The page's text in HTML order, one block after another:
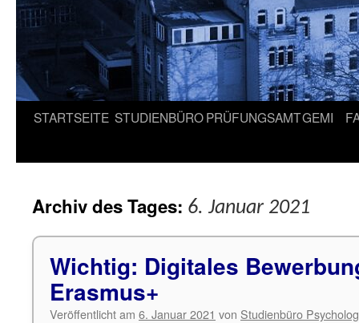
STARTSEITE STUDIENBÜROPRÜFUNGSAMTGEMI
Archiv des Tages: 6. Januar 2021
Wichtig: Digitales
Erasmus+
Veröffentlicht am 6. Januar 2021 von Studienbüro